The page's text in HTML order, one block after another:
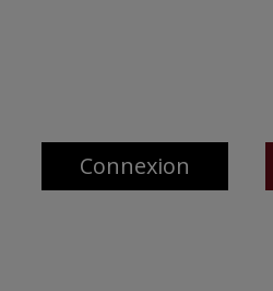
Connexion